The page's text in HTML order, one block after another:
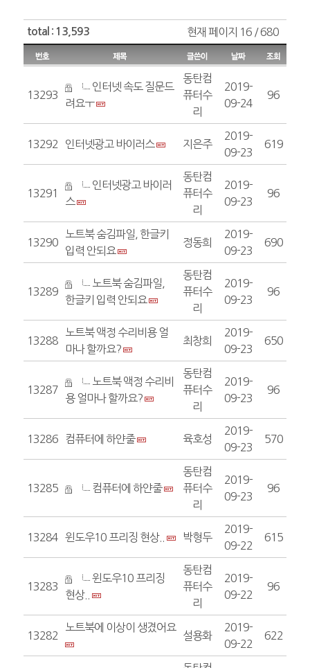
total : 13,593 현재 페이지 16 / 680
13293
인터넷 속도 질문드
려요ㅜ
동탄컴
퓨터수
리
2019-
09-24
96
13292 인터넷광고 바이러스 지은주
2019-
09-23
619
13291
인터넷광고 바이러
스
동탄컴
퓨터수
리
2019-
09-23
96
13290
노트북 숨김파일, 한글키
입력 안되요
정동희
2019-
09-23
690
13289
노트북 숨김파일,
한글키 입력 안되요
동탄컴
퓨터수
리
2019-
09-23
96
13288
노트북 액정 수리비용 얼
마나 할까요?
최창희
2019-
09-23
650
13287
노트북 액정 수리비
용 얼마나 할까요?
동탄컴
퓨터수
리
2019-
09-23
96
13286 컴퓨터에 하얀줄 육호성
2019-
09-23
570
13285 컴퓨터에 하얀줄
동탄컴
퓨터수
리
2019-
09-23
96
13284 윈도우10 프리징 현상.. 박형두
2019-
09-22
615
13283
윈도우10 프리징
현상..
동탄컴
퓨터수
리
2019-
09-22
96
13282
노트북에 이상이 생겼어요
설용화
2019-
09-22
622